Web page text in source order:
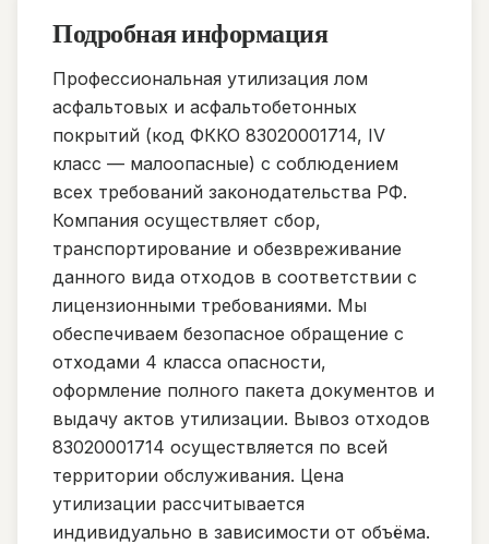
Подробная информация
Профессиональная утилизация лом
асфальтовых и асфальтобетонных
покрытий (код ФККО 83020001714, IV
класс — малоопасные) с соблюдением
всех требований законодательства РФ.
Компания осуществляет сбор,
транспортирование и обезвреживание
данного вида отходов в соответствии с
лицензионными требованиями. Мы
обеспечиваем безопасное обращение с
отходами 4 класса опасности,
оформление полного пакета документов и
выдачу актов утилизации. Вывоз отходов
83020001714 осуществляется по всей
территории обслуживания. Цена
утилизации рассчитывается
индивидуально в зависимости от объёма.